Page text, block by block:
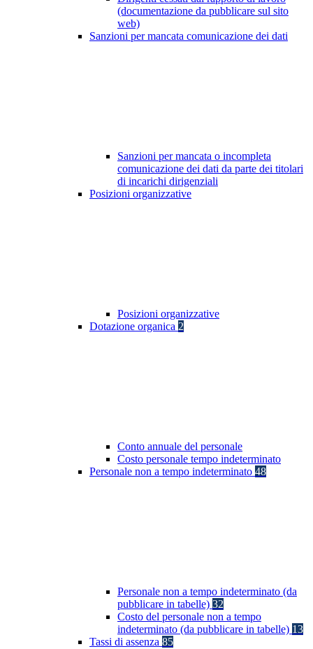
(documentazione da pubblicare sul sito
web)
Sanzioni per mancata comunicazione dei dati
Sanzioni per mancata o incompleta
comunicazione dei dati da parte dei titolari
di incarichi dirigenziali
Posizioni organizzative
Posizioni organizzative
Dotazione organica 2
Conto annuale del personale
Costo personale tempo indeterminato
Personale non a tempo indeterminato 48
Personale non a tempo indeterminato (da
pubblicare in tabelle) 32
Costo del personale non a tempo
indeterminato (da pubblicare in tabelle) 13
Tassi di assenza 85